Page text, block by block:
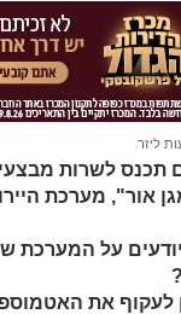
ליזר
תכנס לשרות
אור", מערכת
יודעים על
את